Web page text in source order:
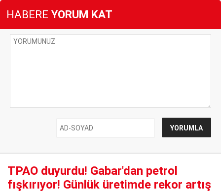
HABERE YORUM KAT
TPAO duyurdu! Gabar'dan petrol
fışkırıyor! Günlük üretimde rekor artış